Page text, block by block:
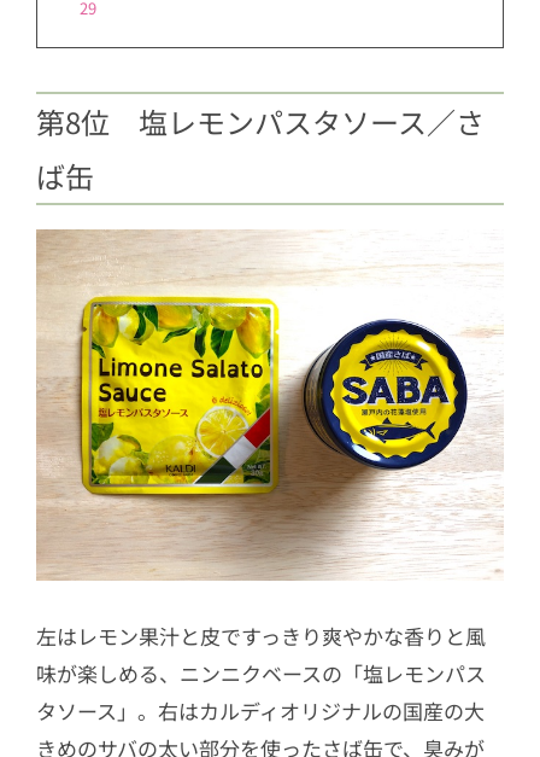
29
第8位 塩レモンパスタソース／さ
ば缶
左はレモン果汁と皮ですっきり爽やかな香りと風
味が楽しめる、ニンニクベースの「塩レモンパス
タソース」。右はカルディオリジナルの国産の大
きめのサバの太い部分を使ったさば缶で、臭みが